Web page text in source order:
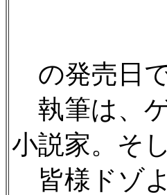
の発売日で
執筆は、
小説家。そ
皆様ドゾ